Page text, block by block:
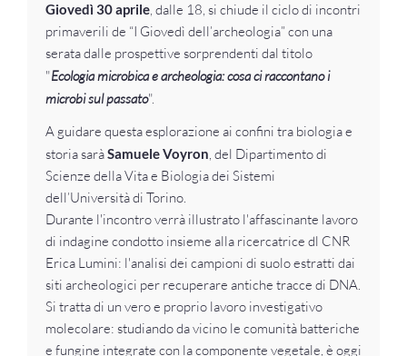
Giovedì 30 aprile, dalle 18, si chiude il ciclo di incontri
primaverili de “I Giovedì dell’archeologia” con una
serata dalle prospettive sorprendenti dal titolo
"Ecologia microbica e archeologia: cosa ci raccontano i
microbi sul passato".
A guidare questa esplorazione ai confini tra biologia e
storia saràSamuele Voyron, del Dipartimento di
Scienze della Vita e Biologia dei Sistemi
dell’Università di Torino.
Durante l'incontro verrà illustrato l'affascinante lavoro
di indagine condotto insieme alla ricercatrice dl CNR
Erica Lumini: l'analisi dei campioni di suolo estratti dai
siti archeologici per recuperare antiche tracce di DNA.
Si tratta di un vero e proprio lavoro investigativo
molecolare: studiando da vicino le comunità batteriche
e fungine integrate con la componente vegetale, è oggi